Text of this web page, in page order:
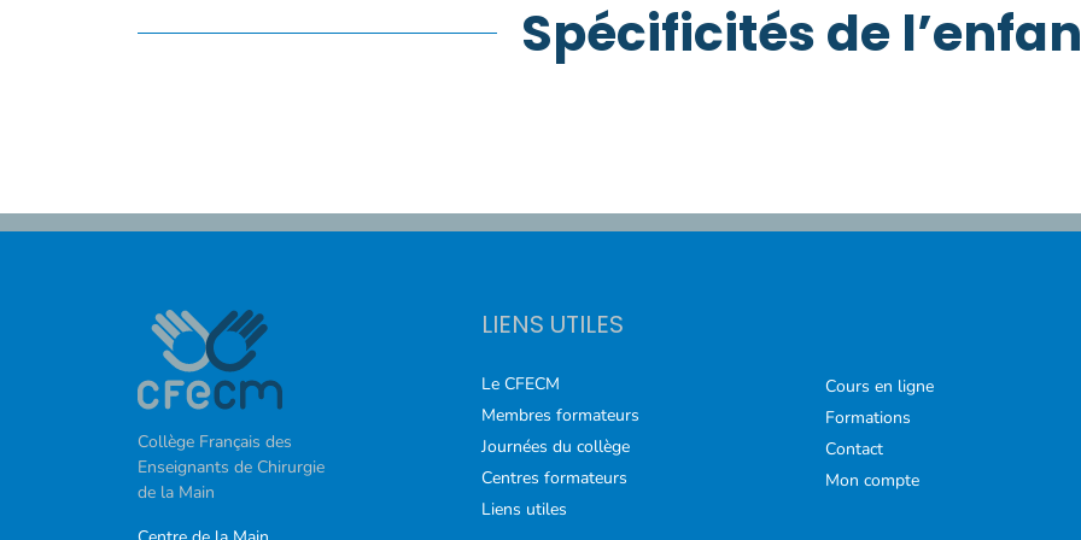
Spécificités de
Collège Français des
Enseignants de Chirurgie
de la Main
LIENS UTILES
Le CFECM
Membres formateurs
Journées du collège
Centres formateurs
Liens utiles
Cours en ligne
Formations
Contact
Mon compte